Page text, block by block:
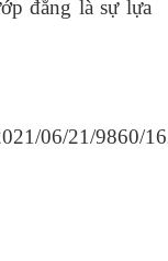
đắng là sự lựa